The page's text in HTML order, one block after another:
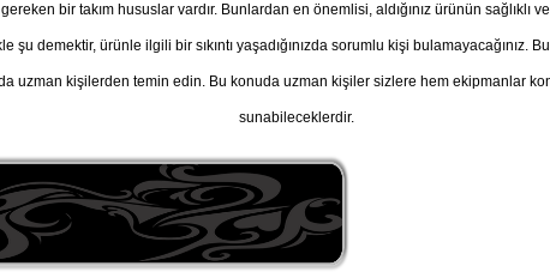
bir takım hususlar vardır. Bunlardan en önemlisi, aldığınız ürünün sağlıklı
şu demektir, ürünle ilgili bir sıkıntı yaşadığınızda sorumlu kişi bulamayacağınız.
uzman kişilerden temin edin. Bu konuda uzman kişiler sizlere hem ekipmanlar
sunabileceklerdir.